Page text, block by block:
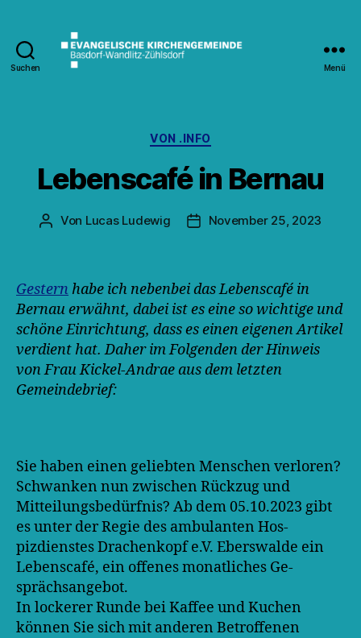
Suchen Menü
Kategorien
VON .INFO
Lebenscafé in Bernau
Beitragsautor
Von Lucas Ludewig Veröffentlichungsdatum
November 25, 2023
Gestern habe ich nebenbei das Lebenscafé in
Bernau erwähnt, dabei ist es eine so wichtige und
schöne Einrichtung, dass es einen eigenen Artikel
verdient hat. Daher im Folgenden der Hinweis
von Frau Kickel-Andrae aus dem letzten
Gemeindebrief:
Sie haben einen geliebten Menschen verloren?
Schwanken nun zwischen Rückzug und
Mitteilungsbedürfnis? Ab dem 05.10.2023 gibt
es unter der Regie des ambulanten Hos-
pizdienstes Drachenkopf e.V. Eberswalde ein
Lebenscafé, ein offenes monatliches Ge-
sprächsangebot.
In lockerer Runde bei Kaffee und Kuchen
können Sie sich mit anderen Betroffenen